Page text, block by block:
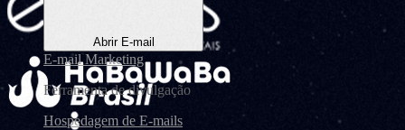
Abrir E-mail
E-mail Marketing
Ferramenta de divulgação
Hospedagem de E-mails